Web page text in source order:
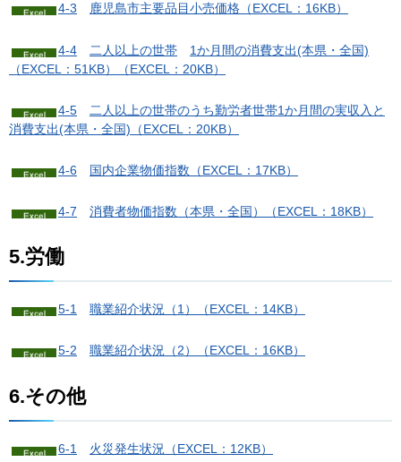
4-3 鹿児島市主要品目小売価格（EXCEL：16KB）
4-4 二 人以上の世帯
1か月間の消費支出(本県・全国)
（EXCEL：51KB）
（EXCEL：20KB）
4-5 二 人以上の世帯のうち勤労者世帯1か月間の実収入と
消費支出(本県・全国)（EXCEL：20KB）
4-6 国内企業物価指数（EXCEL：17KB）
4-7 消費者物価指数（本県・全国）（EXCEL：18KB）
5.労働
5-1 職業紹介状況（1） （EXCEL：14KB）
5-2 職業紹介状況（2） （EXCEL：16KB）
6.その他
6-1 火災発生状況（EXCEL：12KB）